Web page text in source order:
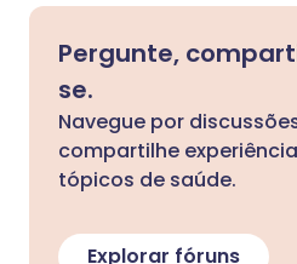
Pergunte,
se.
Navegue por
compartilhe
tópicos de saúde.
Explorar fóruns